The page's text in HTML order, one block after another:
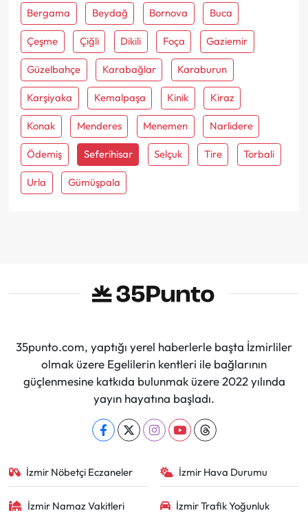
Bergama Beydağ Bornova Buca
Çeşme Çiğli Dikili Foça Gaziemir
Güzelbahçe Karabağlar Karaburun
Karşiyaka Kemalpaşa Kinik Kiraz
Konak Menderes Menemen Narlidere
Ödemiş Seferihisar Selçuk Tire Torbali
Urla Gümüşpala
35punto.com, yaptığı yerel haberlerle başta İzmirliler
olmak üzere Egelilerin kentleri ile bağlarının
güçlenmesine katkıda bulunmak üzere 2022 yılında
yayın hayatına başladı.
İzmir Nöbetçi Eczaneler İzmir Hava Durumu
İzmir Namaz Vakitleri
İzmir Trafik Yoğunluk